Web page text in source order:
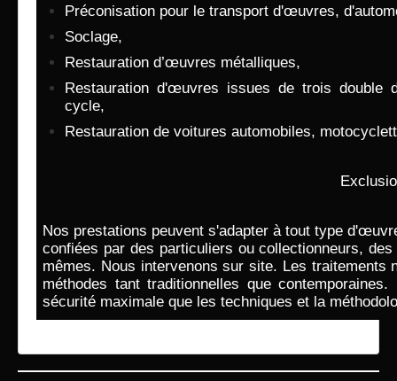
contact
recherche
Préconisation pour le transport d'œuvres,
Soclage,
Restauration d’œuvres métalliques,
Restauration d'œuvres issues de trois double
cycle,
Restauration de voitures automobiles,
Nos prestations peuvent s'adapter à tout type
confiées par des particuliers ou collectionneurs,
mêmes. Nous intervenons sur site. Les
méthodes tant traditionnelles que
sécurité maximale que les techniques et la